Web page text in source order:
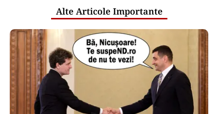
Alte Articole Importante